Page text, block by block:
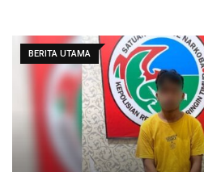
BERITA UTAMA